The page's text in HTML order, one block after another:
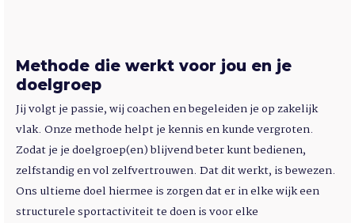
Methode die werkt voor jou en je
doelgroep
Jij volgt je passie, wij coachen en begeleiden je op zakelijk
vlak. Onze methode helpt je kennis en kunde vergroten.
Zodat je je doelgroep(en) blijvend beter kunt bedienen,
zelfstandig en vol zelfvertrouwen. Dat dit werkt, is bewezen.
Ons ultieme doel hiermee is zorgen dat er in elke wijk een
structurele sportactiviteit te doen is voor elke